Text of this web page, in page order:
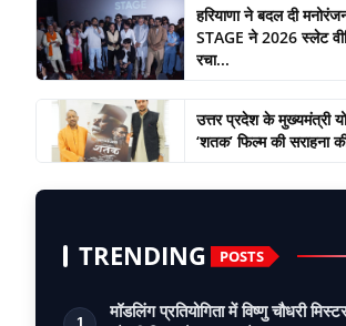
हरियाणा ने बदल दी
STAGE ने 2026 स्लेट
रचा...
उत्तर प्रदेश के मुख्यमंत्री
‘शतक’ फिल्म की सराहना
TRENDING POSTS
मॉडलिंग प्रतियोगिता में विष्णु चौधरी